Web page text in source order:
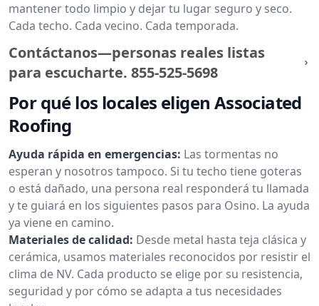
mantener todo limpio y dejar tu lugar seguro y seco.
Cada techo. Cada vecino. Cada temporada.
Contáctanos—personas reales listas
para escucharte. 855-525-5698
Por qué los locales eligen Associated
Roofing
Ayuda rápida en emergencias: Las tormentas no
esperan y nosotros tampoco. Si tu techo tiene goteras
o está dañado, una persona real responderá tu llamada
y te guiará en los siguientes pasos para Osino. La ayuda
ya viene en camino.
Materiales de calidad: Desde metal hasta teja clásica y
cerámica, usamos materiales reconocidos por resistir el
clima de NV. Cada producto se elige por su resistencia,
seguridad y por cómo se adapta a tus necesidades